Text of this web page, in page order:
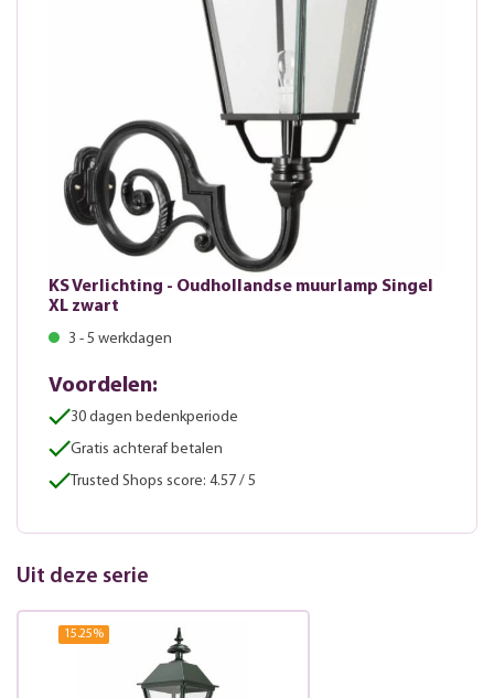
KS Verlichting - Oudhollandse muurlamp Singel
XL zwart
3 - 5 werkdagen
Voordelen:
30 dagen bedenkperiode
Gratis achteraf betalen
Trusted Shops score: 4.57 / 5
Uit deze serie
15.25%